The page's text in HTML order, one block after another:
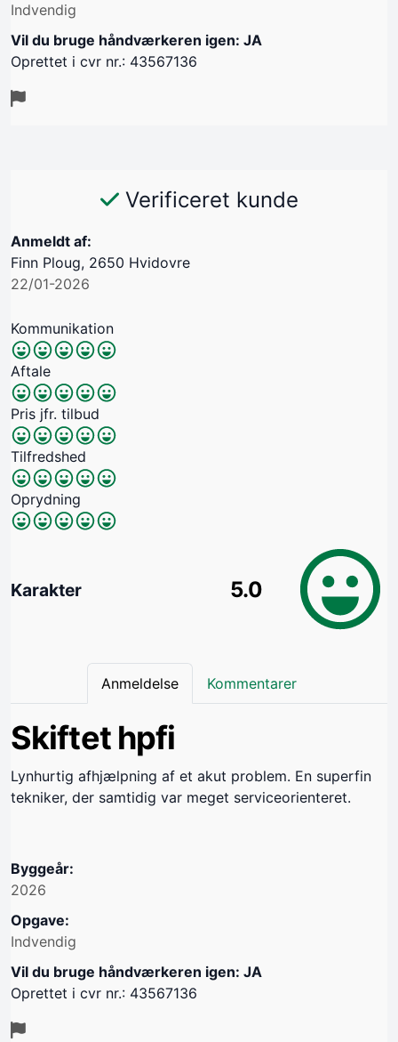
Indvendig
Vil du bruge håndværkeren igen: JA
Oprettet i cvr nr.: 43567136
Verificeret kunde
Anmeldt af:
Finn Ploug, 2650 Hvidovre
22/01-2026
Kommunikation
Aftale
Pris jfr. tilbud
Tilfredshed
Oprydning
Karakter 5.0
Anmeldelse Kommentarer
Skiftet hpfi
Lynhurtig afhjælpning af et akut problem. En superfin
tekniker, der samtidig var meget serviceorienteret.
Byggeår:
2026
Opgave:
Indvendig
Vil du bruge håndværkeren igen: JA
Oprettet i cvr nr.: 43567136